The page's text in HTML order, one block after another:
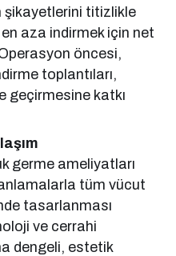
şikayetlerini titizlikle
en aza indirmek için net
öncesi,
toplantıları,
geçirmesine katkı
germe ameliyatları
tüm vücut
tasarlanması
ve cerrahi
dengeli, estetik